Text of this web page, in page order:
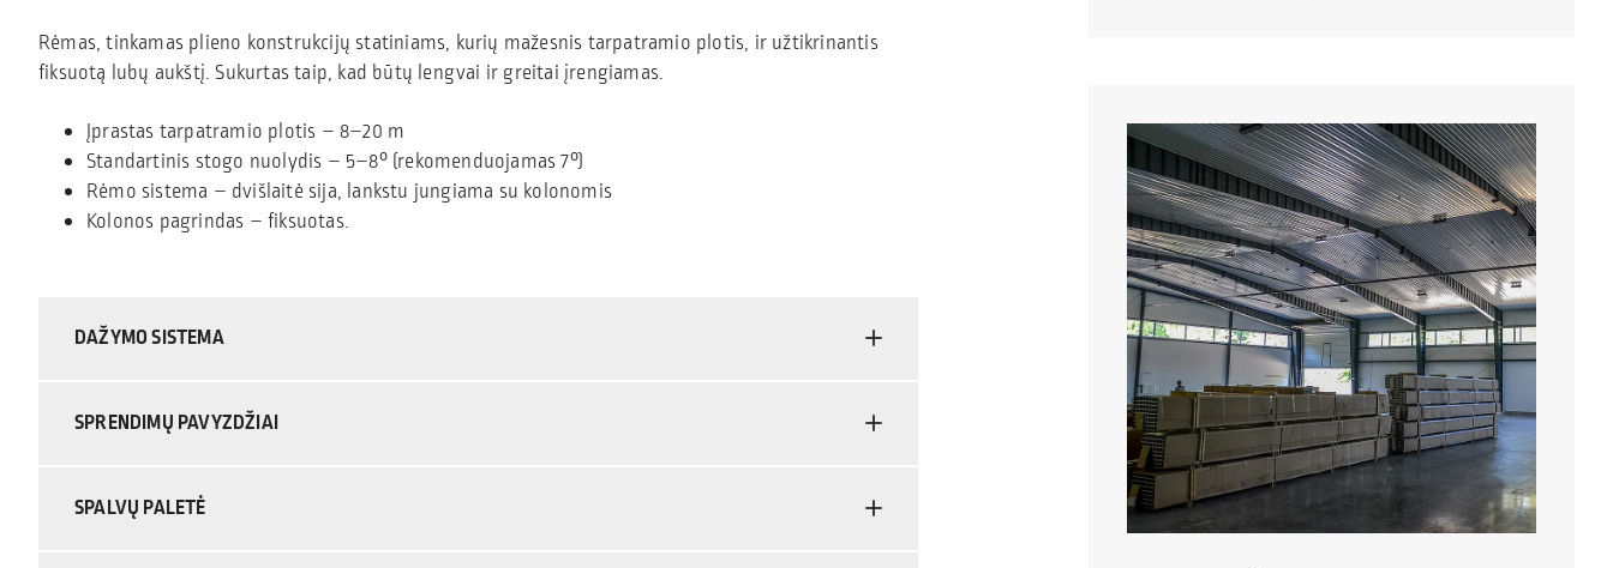
Rėmas, tinkamas plieno konstrukcijų statiniams, kurių mažesnis tarpatramio plotis, ir užtikrinantis
fiksuotą lubų aukštį. Sukurtas taip, kad būtų lengvai ir greitai įrengiamas.
Įprastas tarpatramio plotis – 8–20 m
Standartinis stogo nuolydis – 5–8° (rekomenduojamas 7°)
Rėmo sistema – dvišlaitė sija, lankstu jungiama su kolonomis
Kolonos pagrindas – fiksuotas.
DAŽYMO SISTEMA
SPRENDIMŲ PAVYZDŽIAI
SPALVŲ PALETĖ